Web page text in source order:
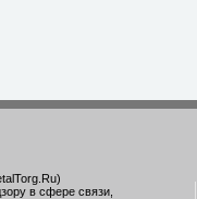
в сфере связи,